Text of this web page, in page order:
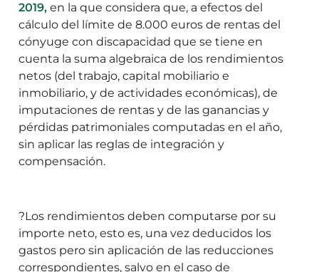
2019, en la que considera que, a efectos del
cálculo del límite de 8.000 euros de rentas del
cónyuge con discapacidad que se tiene en
cuenta la suma algebraica de los rendimientos
netos (del trabajo, capital mobiliario e
inmobiliario, y de actividades económicas), de
imputaciones de rentas y de las ganancias y
pérdidas patrimoniales computadas en el año,
sin aplicar las reglas de integración y
compensación.
?Los rendimientos deben computarse por su
importe neto, esto es, una vez deducidos los
gastos pero sin aplicación de las reducciones
correspondientes, salvo en el caso de